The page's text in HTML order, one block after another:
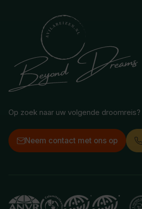
Op zoek naar uw volgende droomreis?
Neem contact met ons op